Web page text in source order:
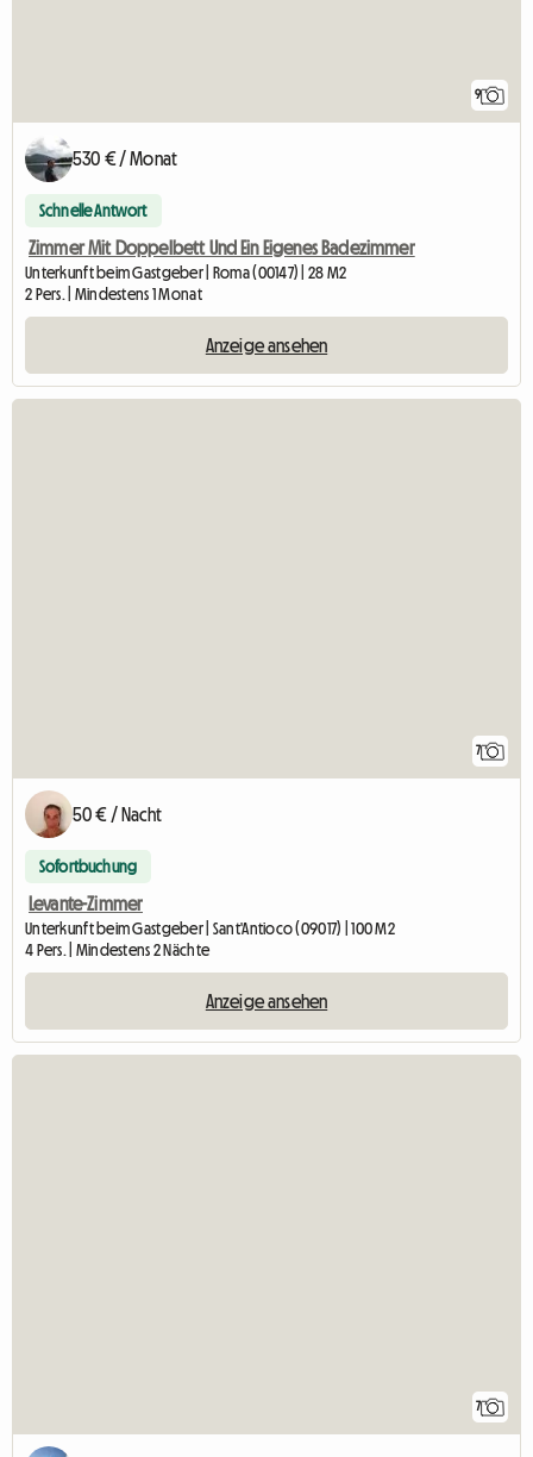
9
530 € / Monat
Schnelle Antwort
Zimmer Mit Doppelbett Und Ein Eigenes Badezimmer
Unterkunft beim Gastgeber | Roma (00147) | 28 M2
2 Pers. | Mindestens 1 Monat
Anzeige ansehen
7
50 € / Nacht
Sofortbuchung
Levante-Zimmer
Unterkunft beim Gastgeber | Sant'Antioco (09017) | 100 M2
4 Pers. | Mindestens 2 Nächte
Anzeige ansehen
7